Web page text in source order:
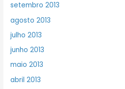
setembro 2013
agosto 2013
julho 2013
junho 2013
maio 2013
abril 2013